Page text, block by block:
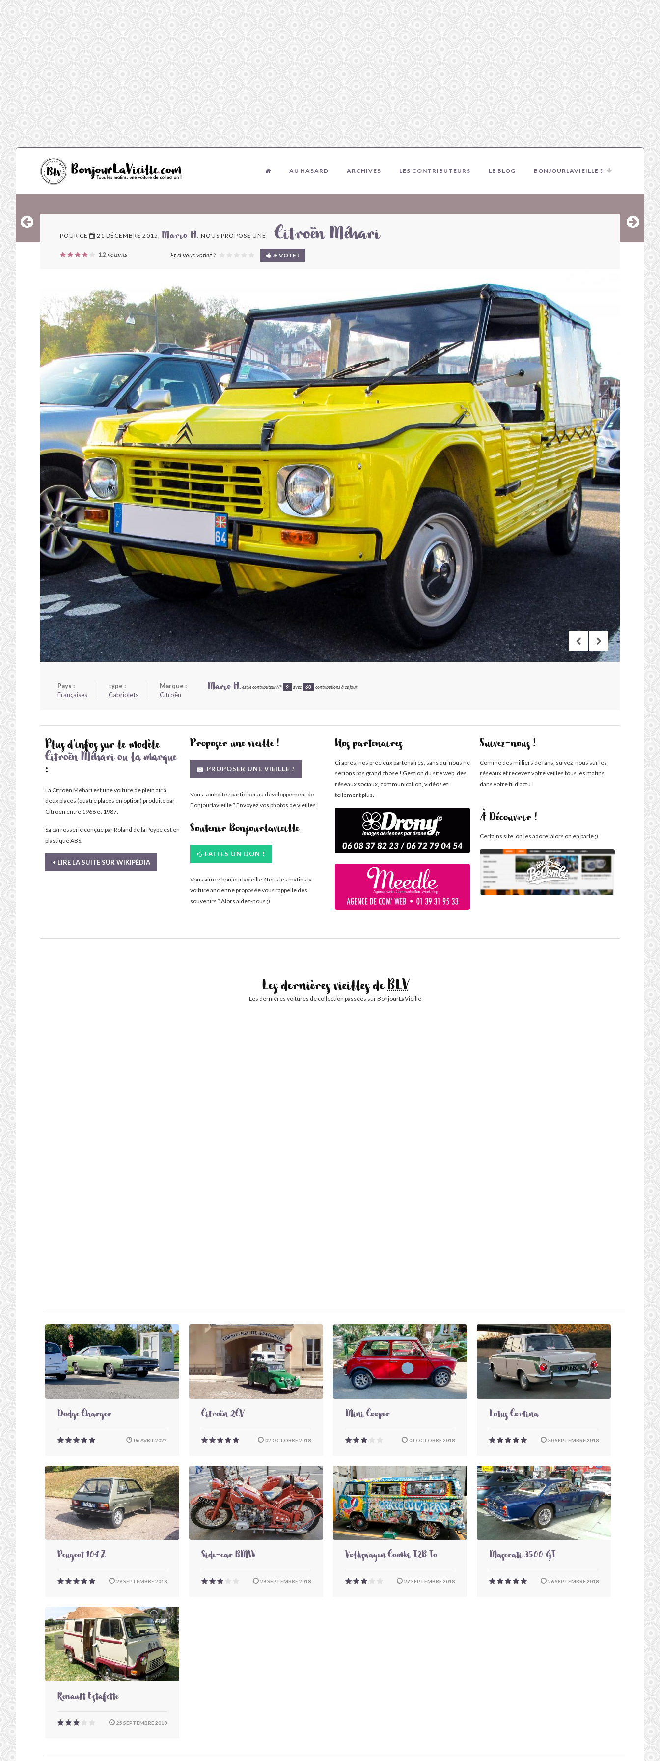
AU HASARD ARCHIVES LES CONTRIBUTEURS LE BLOG BONJOURLAVIEILLE ?
POUR CE 21 DÉCEMBRE 2015, Mario H. NOUS PROPOSE UNE Citroën Méhari
12votants Et si vous votiez ? JE VOTE !
Pays :
Françaises
type :
Cabriolets
Marque :
Citroën
Mario H. est le contributeur N° 9 avec 60 contributions à ce jour.
Plus d'infos sur le modèle
Citroën Méhari ou la marque
:
La Citroën Méhari est une voiture de plein air à
deux places (quatre places en option) produite par
Citroën entre 1968 et 1987.
Sa carrosserie conçue par Roland de la Poype est en
plastique ABS.
+ LIRE LA SUITE SUR WIKIPÉDIA
Proposer une vieille !
PROPOSER UNE VIEILLE !
Vous souhaitez participer au développement de
Bonjourlavieille ? Envoyez vos photos de vieilles !
Soutenir Bonjourlavieille
FAITES UN DON !
Vous aimez bonjourlavieille ? tous les matins la
voiture ancienne proposée vous rappelle des
souvenirs ? Alors aidez-nous ;)
Nos partenaires
Ci après, nos précieux partenaires, sans qui nous ne
serions pas grand chose ! Gestion du site web, des
réseaux sociaux, communication, vidéos et
tellement plus.
Suivez-nous !
Comme des milliers de fans, suivez-nous sur les
réseaux et recevez votre veilles tous les matins
dans votre fil d'actu !
À Découvrir !
Certains site, on les adore, alors on en parle ;)
Les dernières vieilles deBLV
Les dernières voitures de collection passées sur BonjourLaVieille
Dodge Charger
06 AVRIL 2022
Citroën 2CV
02 OCTOBRE 2018
Mini Cooper
01 OCTOBRE 2018
Lotus Cortina
30 SEPTEMBRE 2018
Peugeot 104 Z
29 SEPTEMBRE 2018
Side-car BMW
28 SEPTEMBRE 2018
Volkswagen Combi T2B To
27 SEPTEMBRE 2018
Maserati 3500 GT
26 SEPTEMBRE 2018
Renault Estafette
25 SEPTEMBRE 2018